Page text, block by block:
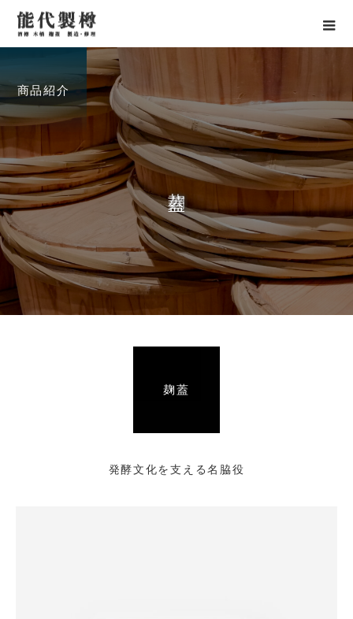
商品紹介
麹蓋
発酵文化を支える名脇役